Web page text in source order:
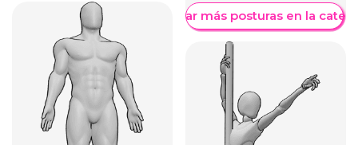
Mostrar más posturas en la